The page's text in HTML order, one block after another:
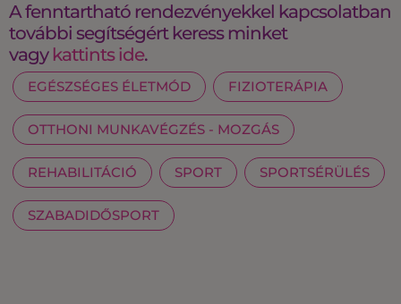
A fenntartható rendezvényekkel kapcsolatban
további segítségért keress minket
vagy kattints ide.
EGÉSZSÉGES ÉLETMÓD FIZIOTERÁPIA
OTTHONI MUNKAVÉGZÉS - MOZGÁS
REHABILITÁCIÓ SPORT SPORTSÉRÜLÉS
SZABADIDŐSPORT